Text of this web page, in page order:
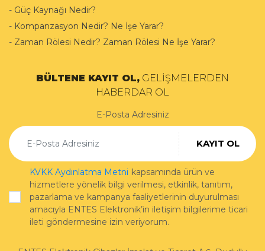
- Güç Kaynağı Nedir?
- Kompanzasyon Nedir? Ne İşe Yarar?
- Zaman Rölesi Nedir? Zaman Rölesi Ne İşe Yarar?
BÜLTENE KAYIT OL, GELİŞMELERDEN
HABERDAR OL
E-Posta Adresiniz
KAYIT OL
KVKK Aydınlatma Metni kapsamında ürün ve
hizmetlere yönelik bilgi verilmesi, etkinlik, tanıtım,
pazarlama ve kampanya faaliyetlerinin duyurulması
amacıyla ENTES Elektronik’in iletişim bilgilerime ticari
ileti göndermesine izin veriyorum.